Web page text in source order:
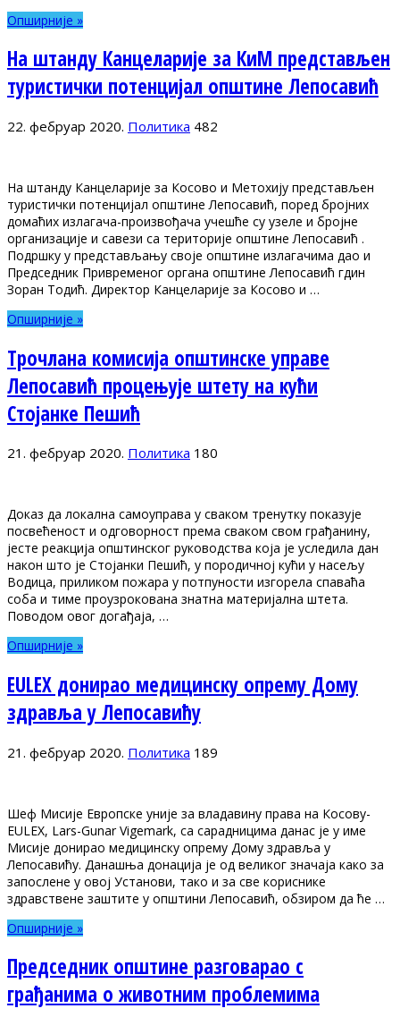
Опширније »
На штанду Канцеларије за КиМ представљен
туристички потенцијал општине Лепосавић
22. фебруар 2020. Политика 482
На штанду Канцеларије за Косово и Метохију представљен
туристички потенцијал општине Лепосавић, поред бројних
домаћих излагача-произвођача учешће су узеле и бројне
организације и савези са територије општине Лепосавић .
Подршку у представљању своје општине излагачима дао и
Председник Привременог органа општине Лепосавић гдин
Зоран Тодић. Директор Канцеларије за Косово и …
Опширније »
Трочлана комисија општинске управе
Лепосавић процењује штету на кући
Стојанке Пешић
21. фебруар 2020. Политика 180
Доказ да локална самоуправа у сваком тренутку показује
посвећеност и одговорност према сваком свом грађанину,
јесте реакција општинског руководства која је уследила дан
након што је Стојанки Пешић, у породичној кући у насељу
Водица, приликом пожара у потпуности изгорела спаваћа
соба и тиме проузрокована знатна материјална штета.
Поводом овог догађаја, …
Опширније »
EULEX донирао медицинску опрему Дому
здравља у Лепосавићу
21. фебруар 2020. Политика 189
Шеф Мисије Европске уније за владавину права на Косову-
EULEX, Lars-Gunar Vigemark, са сарадницима данас је у име
Мисије донирао медицинску опрему Дому здравља у
Лепосавићу. Данашња донација је од великог значаја како за
запослене у овој Установи, тако и за све кориснике
здравствене заштите у општини Лепосавић, обзиром да ће …
Опширније »
Председник општине разговарао с
грађанима о животним проблемима